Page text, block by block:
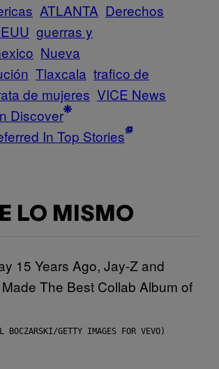
ATLANTA Derechos
guerras y
Nueva
Tlaxcala trafico de
de mujeres VICE News
Discover
In Top Stories
LO MISMO
BOCZARSKI/GETTY IMAGES FOR VEVO)